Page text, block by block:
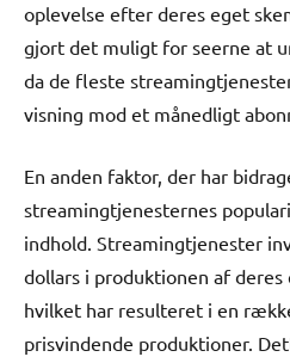
oplevelse efter deres eget
gjort det muligt for seerne at
da de fleste
visning mod et månedligt
En anden faktor, der har
streamingtjenesternes
indhold. Streamingtjenester
dollars i produktionen af
hvilket har resulteret i en
prisvindende produktioner.